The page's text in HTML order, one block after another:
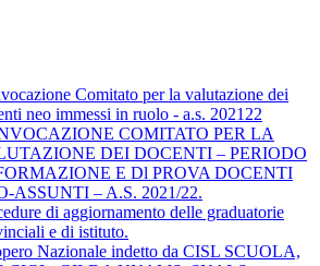
Comitato per la valutazione dei
neo immessi in ruolo - a.s. 202122
COMITATO PER LA
DEI DOCENTI – PERIODO
E Dl PROVA DOCENTI
ASSUNTI – A.S. 2021/22.
di aggiornamento delle graduatorie
e di istituto.
Nazionale indetto da CISL SCUOLA,